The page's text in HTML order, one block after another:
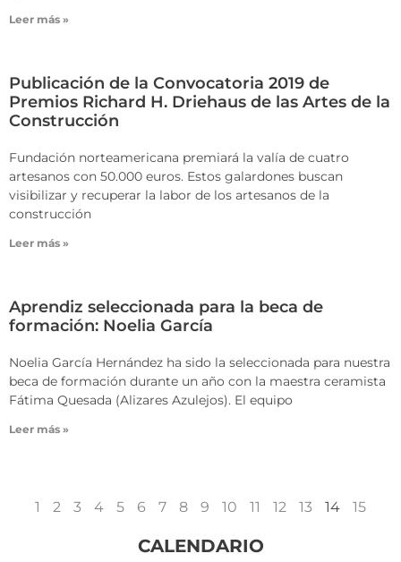
Leer más »
Publicación de la Convocatoria 2019 de
Premios Richard H. Driehaus de las Artes de la
Construcción
Fundación norteamericana premiará la valía de cuatro
artesanos con 50.000 euros. Estos galardones buscan
visibilizar y recuperar la labor de los artesanos de la
construcción
Leer más »
Aprendiz seleccionada para la beca de
formación: Noelia García
Noelia García Hernández ha sido la seleccionada para nuestra
beca de formación durante un año con la maestra ceramista
Fátima Quesada (Alizares Azulejos). El equipo
Leer más »
1 2 3 4 5 6 7 8 9 10 11 12 13 14 15
CALENDARIO